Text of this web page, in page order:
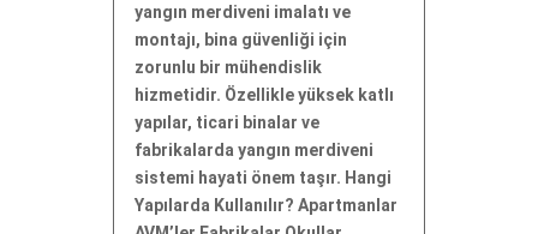
yangın merdiveni imalatı ve
montajı, bina güvenliği için
zorunlu bir mühendislik
hizmetidir. Özellikle yüksek katlı
yapılar, ticari binalar ve
fabrikalarda yangın merdiveni
sistemi hayati önem taşır. Hangi
Yapılarda Kullanılır? Apartmanlar